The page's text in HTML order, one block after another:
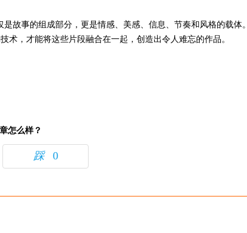
事的组成部分，更是情感、美感、信息、节奏和风格的载体。
术，才能将这些片段融合在一起，创造出令人难忘的作品。
怎么样？
踩 0